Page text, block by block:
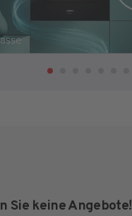
Sie keine Angebote!